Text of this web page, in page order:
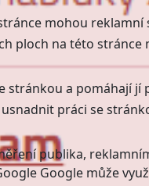
mohou reklamní
ploch na této stránce
stránkou a pomáhají jí
práci se
publika,
Google může